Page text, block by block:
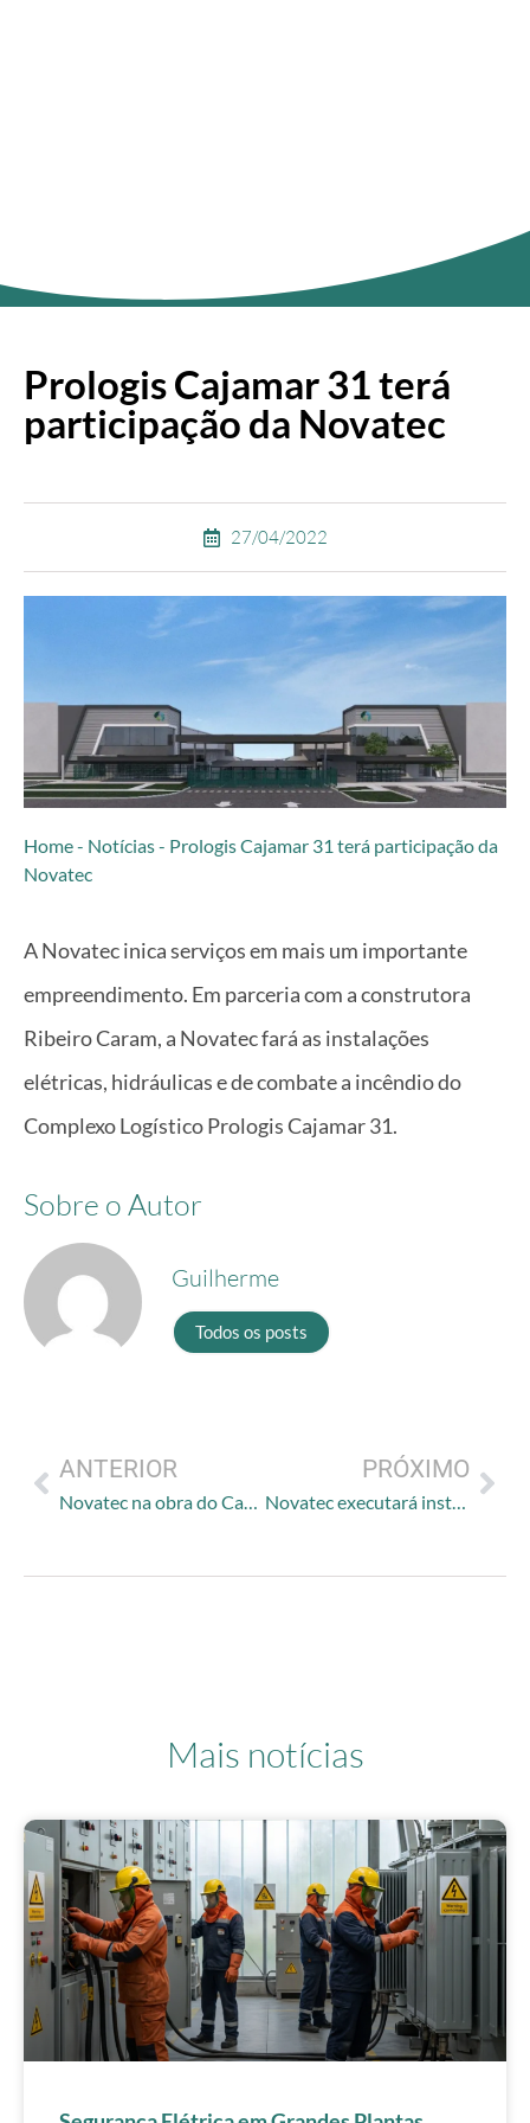
Prologis Cajamar 31 terá
participação da Novatec
27/04/2022
Home- Notícias- Prologis Cajamar 31 terá participação da
Novatec
A Novatec inica serviços em mais um importante
empreendimento. Em parceria com a construtora
Ribeiro Caram, a Novatec fará as instalações
elétricas, hidráulicas e de combate a incêndio do
Complexo Logístico Prologis Cajamar 31.
Sobre o Autor
Guilherme
Todos os posts
ANTERIOR PRÓXIMO
Novatec executará instalações na obra Syslog Cajamar
Mais notícias